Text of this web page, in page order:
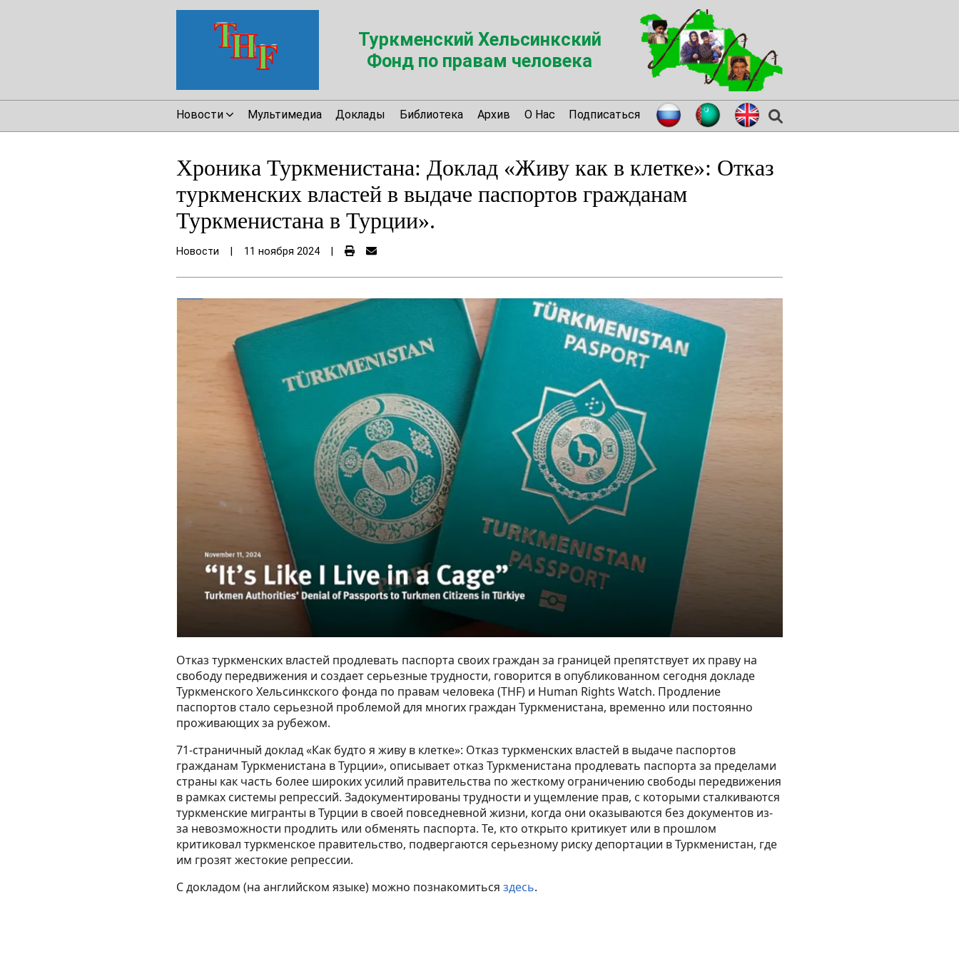
Туркменский Хельсинкский
Фонд по правам человека
Новости Мультимедиа Доклады Библиотека Архив О Нас Подписаться
Хроника Туркменистана: Доклад «Живу как в клетке»: Отказ
туркменских властей в выдаче паспортов гражданам
Туркменистана в Турции».
Новости 11 ноября 2024
Отказ туркменских властей продлевать паспорта своих граждан за границей препятствует их праву на
свободу передвижения и создает серьезные трудности, говорится в опубликованном сегодня докладе
Туркменского Хельсинкского фонда по правам человека (THF) и Human Rights Watch. Продление
паспортов стало серьезной проблемой для многих граждан Туркменистана, временно или постоянно
проживающих за рубежом.
71-страничный доклад «Как будто я живу в клетке»: Отказ туркменских властей в выдаче паспортов
гражданам Туркменистана в Турции», описывает отказ Туркменистана продлевать паспорта за пределами
страны как часть более широких усилий правительства по жесткому ограничению свободы передвижения
в рамках системы репрессий. Задокументированы трудности и ущемление прав, с которыми сталкиваются
туркменские мигранты в Турции в своей повседневной жизни, когда они оказываются без документов из-
за невозможности продлить или обменять паспорта. Те, кто открыто критикует или в прошлом
критиковал туркменское правительство, подвергаются серьезному риску депортации в Туркменистан, где
им грозят жестокие репрессии.
С докладом (на английском языке) можно познакомиться здесь.